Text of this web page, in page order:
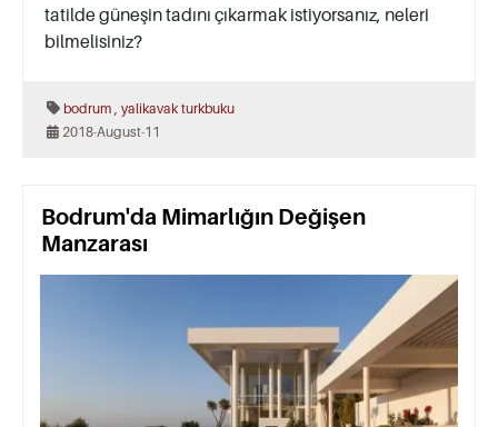
tatilde güneşin tadını çıkarmak istiyorsanız, neleri
bilmelisiniz?
bodrum yalikavak turkbuku
2018-August-11
Bodrum'da Mimarlığın Değişen
Manzarası